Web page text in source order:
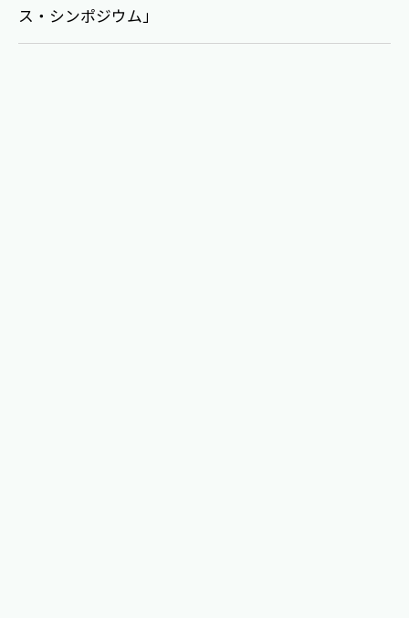
ス・シンポジウム」